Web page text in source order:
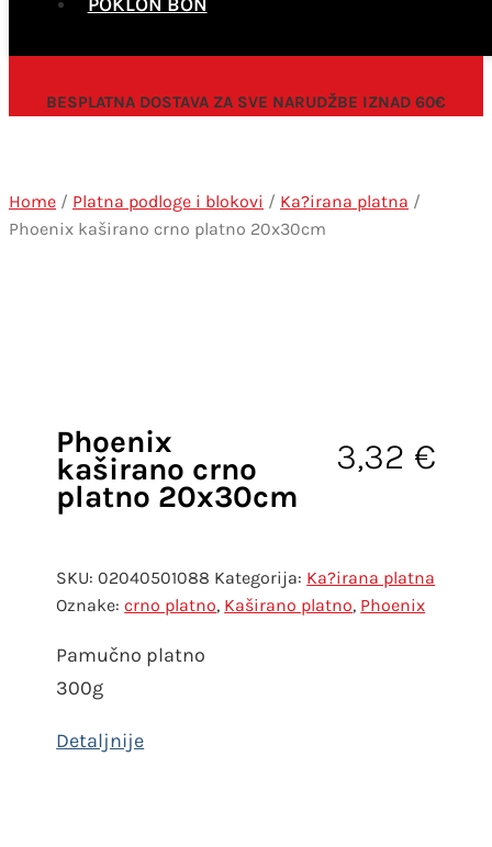
BESPLATNA DOSTAVA ZA SVE NARUDŽBE IZNAD 60€
Home / Platna podloge i blokovi / Ka?irana platna /
Phoenix kaširano crno platno 20x30cm
Phoenix
kaširano crno
platno 20x30cm
3,32 €
SKU:02040501088 Kategorija: Ka?irana platna
Oznake:crno platno, Kaširano platno, Phoenix
Pamučno platno
300g